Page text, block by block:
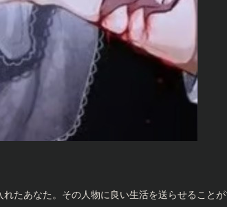
たあなた。その人物に良い生活を送らせること